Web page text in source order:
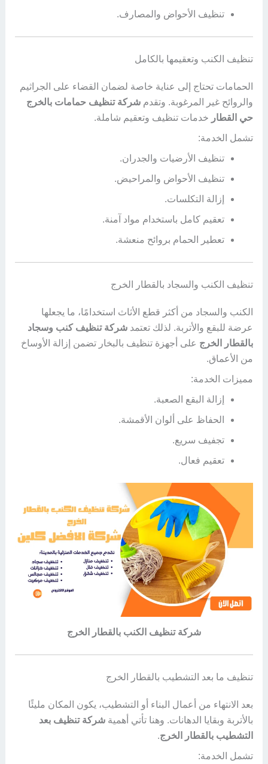
تنظيف الأحواض والمصارف.
تنظيف الكنب وتعقيمها بالكامل
الحمامات تحتاج إلى عناية خاصة لضمان القضاء على الجراثيم
والروائح غير المرغوبة. وتقدم شركة تنظيف حمامات بالخرج
حي القطار خدمات تنظيف وتعقيم شاملة.
تشمل الخدمة:
تنظيف الأرضيات والجدران.
تنظيف الأحواض والمراحيض.
إزالة التكلسات.
تعقيم كامل باستخدام مواد آمنة.
تعطير الحمام بروائح منعشة.
تنظيف الكنب والسجاد بالقطار الخرج
الكنب والسجاد من أكثر قطع الأثاث استخدامًا، ما يجعلها
عرضة للبقع والأتربة. لذلك تعتمد شركة تنظيف كنب وسجاد
بالقطار الخرج على أجهزة تنظيف بالبخار تضمن إزالة الأوساخ
من الأعماق.
مميزات الخدمة:
إزالة البقع الصعبة.
الحفاظ على ألوان الأقمشة.
تجفيف سريع.
تعقيم فعال.
شركة تنظيف الكنب بالقطار الخرج
تنظيف ما بعد التشطيب بالقطار الخرج
بعد الانتهاء من أعمال البناء أو التشطيب، يكون المكان مليئًا
بالأتربة وبقايا الدهانات. وهنا تأتي أهمية شركة تنظيف بعد
التشطيب بالقطار الخرج.
تشمل الخدمة: